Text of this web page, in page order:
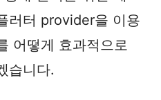
러터 provider을 이용
어떻게 효과적으로
습니다.